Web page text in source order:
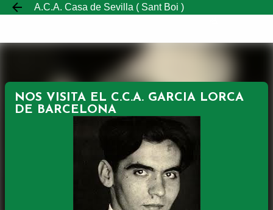
Ir al contenido principal
A.C.A. Casa de Sevilla ( Sant Boi )
NOS VISITA EL C.C.A. GARCIA LORCA
DE BARCELONA